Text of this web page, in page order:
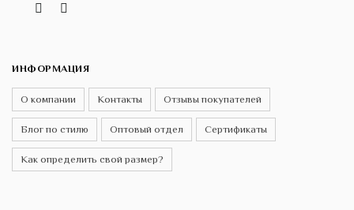
Telegram
ИНФОРМАЦИЯ
О компании Контакты Отзывы покупателей
Блог по стилю Оптовый отдел Сертификаты
Как определить свой размер?